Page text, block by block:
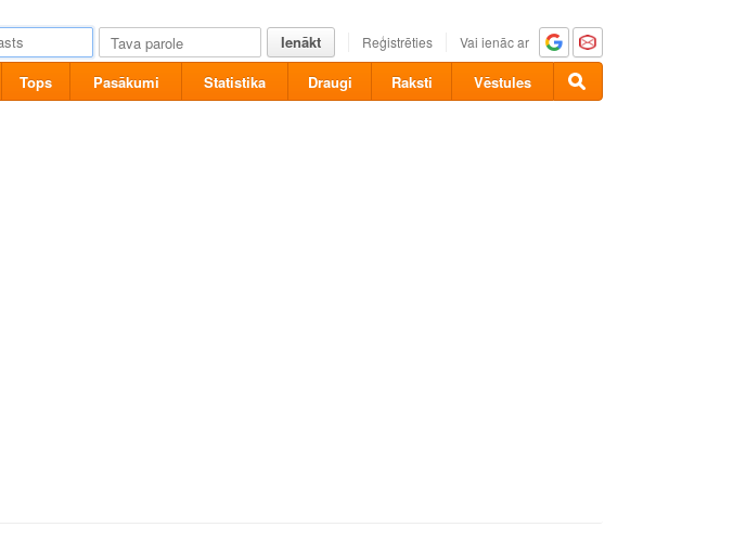
Ienākt Reģistrēties Vai ienāc ar
Tops Pasākumi Statistika Draugi Raksti Vēstules